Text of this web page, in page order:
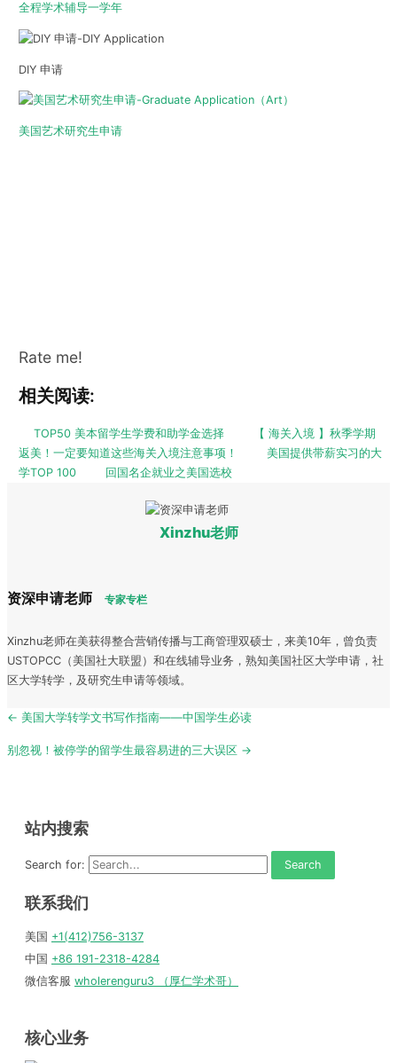
全程学术辅导一学年
DIY 申请
美国艺术研究生申请
Rate me!
相关阅读:
TOP50 美本留学生学费和助学金选择
【 海关入境 】秋季学期
返美！一定要知道这些海关入境注意事项！
美国提供带薪实习的大
学TOP 100
回国名企就业之美国选校
Xinzhu老师
资深申请老师 专家专栏
Xinzhu老师在美获得整合营销传播与工商管理双硕士，来美10年，曾负责
USTOPCC（美国社大联盟）和在线辅导业务，熟知美国社区大学申请，社
区大学转学，及研究生申请等领域。
Post
← 美国大学转学文书写作指南——中国学生必读
别忽视！被停学的留学生最容易进的三大误区 →
站内搜索
Search for:
联系我们
美国 +1(412)756-3137
中国 +86 191-2318-4284
微信客服 wholerenguru3 （厚仁学术哥）
核心业务